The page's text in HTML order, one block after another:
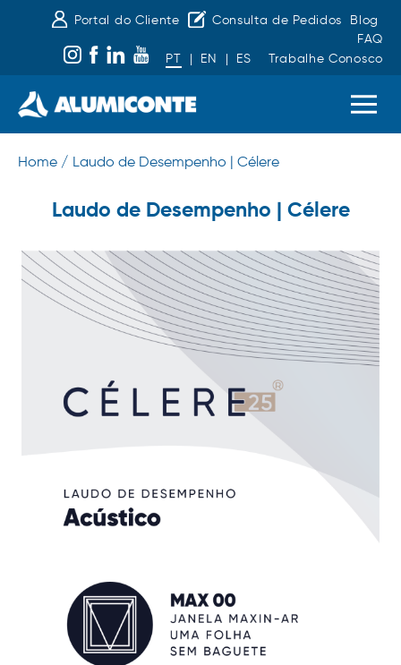
Portal do Cliente Consulta de Pedidos
Blog
FAQ
PT
| EN | ES Trabalhe Conosco
Home / Laudo de Desempenho | Célere
Laudo de Desempenho | Célere